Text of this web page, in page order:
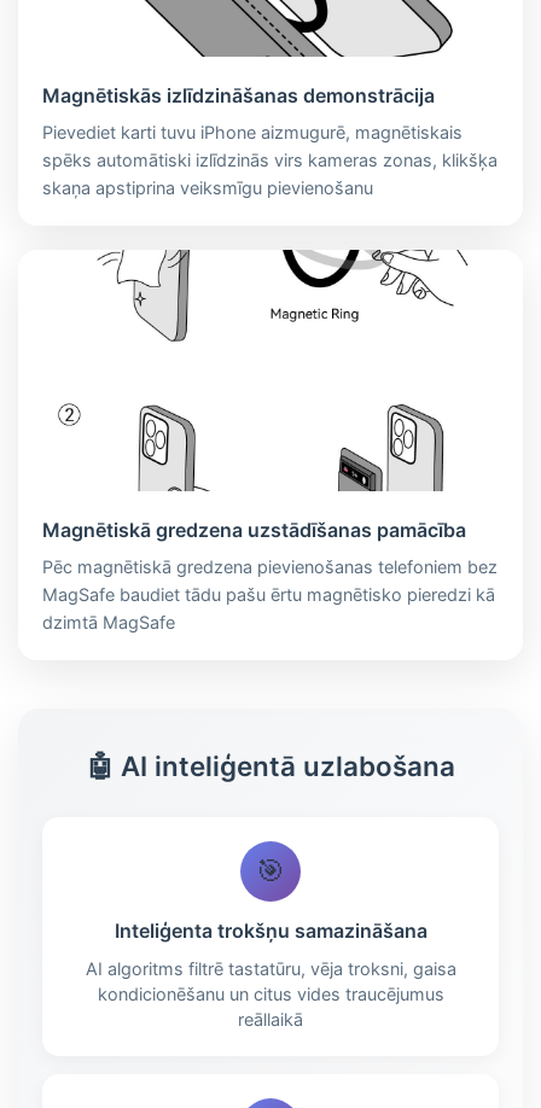
Magnētiskās izlīdzināšanas demonstrācija
Pievediet karti tuvu iPhone aizmugurē, magnētiskais
spēks automātiski izlīdzinās virs kameras zonas, klikšķa
skaņa apstiprina veiksmīgu pievienošanu
Magnētiskā gredzena uzstādīšanas pamācība
Pēc magnētiskā gredzena pievienošanas telefoniem bez
MagSafe baudiet tādu pašu ērtu magnētisko pieredzi kā
dzimtā MagSafe
🤖 AI inteliģentā uzlabošana
🎯
Inteliģenta trokšņu samazināšana
AI algoritms filtrē tastatūru, vēja troksni, gaisa
kondicionēšanu un citus vides traucējumus
reāllaikā